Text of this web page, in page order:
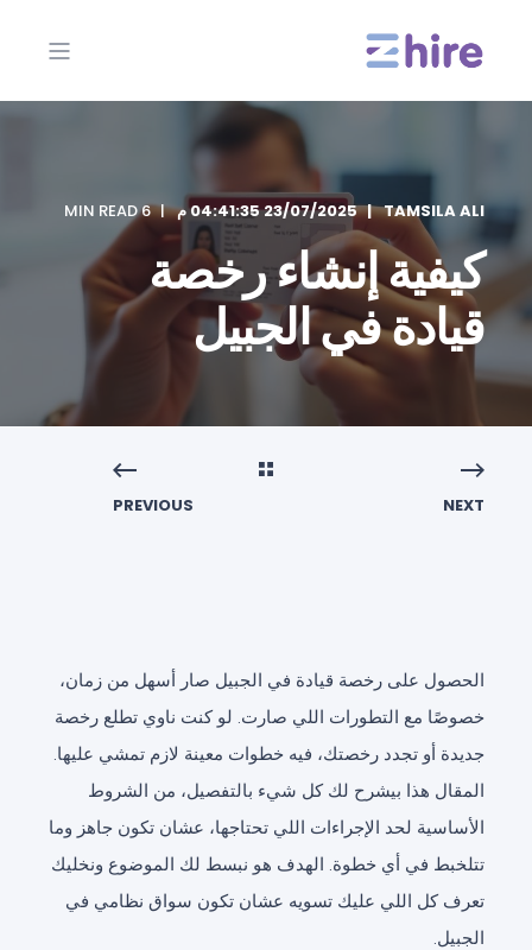
TAMSILA ALI 23/07/2025 04:41:35 م 6 MIN READ
كيفية إنشاء رخصة
قيادة في الجبيل
PREVIOUS NEXT
الحصول على رخصة قيادة في الجبيل صار أسهل من زمان،
خصوصًا مع التطورات اللي صارت. لو كنت ناوي تطلع رخصة
جديدة أو تجدد رخصتك، فيه خطوات معينة لازم تمشي عليها.
المقال هذا بيشرح لك كل شيء بالتفصيل، من الشروط
الأساسية لحد الإجراءات اللي تحتاجها، عشان تكون جاهز وما
تتلخبط في أي خطوة. الهدف هو نبسط لك الموضوع ونخليك
تعرف كل اللي عليك تسويه عشان تكون سواق نظامي في
الجبيل.